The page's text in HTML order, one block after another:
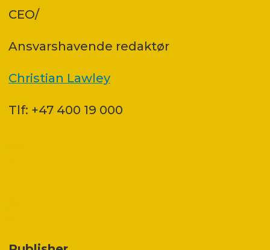
CEO/
Ansvars­havende redaktør
Christian Lawley
Tlf: +47 400 19 000